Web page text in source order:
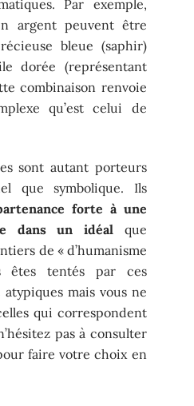
Par exemple,
argent peuvent être
bleue (saphir)
dorée (représentant
combinaison renvoie
qu’est celui de
sont autant porteurs
que symbolique. Ils
forte à une
dans un idéalque
de « d’humanisme
êtes tentés par ces
mais vous ne
qui correspondent
pas à consulter
faire votre choix en